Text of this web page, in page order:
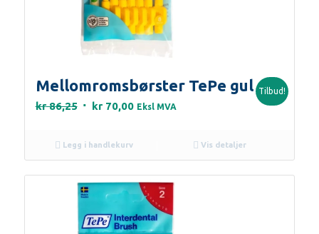
Mellomromsbørster TePe gul
kr86,25 Opprinnelig
kr70,00Nåværende
Eksl MVA
Tilbud!
Legg i handlekurv Vis detaljer